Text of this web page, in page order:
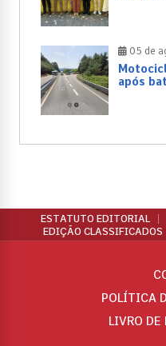
05 de
após
ESTATUTO EDITORIAL
EDIÇÃO CLASSIFICADOS
POLÍTICA
LIVRO DE